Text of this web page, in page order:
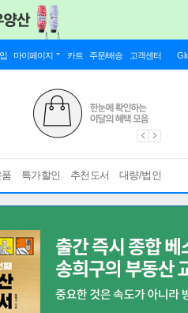
마이페이지 카트 주문/배송 고객센터
특가할인 추천도서 대량/법인